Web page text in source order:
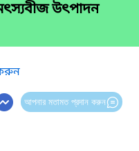
উৎপাদন
আপনার মতামত প্রদান করুন